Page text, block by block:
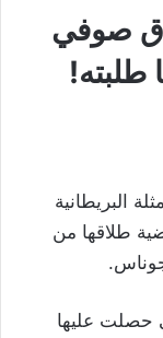
صوفي
طلبته!
البريطانية
طلاقها من
حصلت عليها